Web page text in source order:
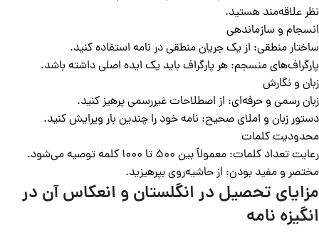
نظر علاقه‌مند هستید.
انسجام و سازماندهی
ساختار منطقی: از یک جریان منطقی در نامه استفاده کنید.
پارگراف‌های منسجم: هر پارگراف باید یک ایده اصلی داشته باشد.
زبان و نگارش
زبان رسمی و حرفه‌ای: از اصطلاحات غیررسمی پرهیز کنید.
دستور زبان و املای صحیح: نامه خود را چندین بار ویرایش کنید.
محدودیت کلمات
رعایت تعداد کلمات: معمولاً بین ۵۰۰ تا ۱۰۰۰ کلمه توصیه می‌شود.
مختصر و مفید بودن: از حاشیه‌روی بپرهیزید.
مزایای تحصیل در انگلستان و انعکاس آن در
انگیزه نامه